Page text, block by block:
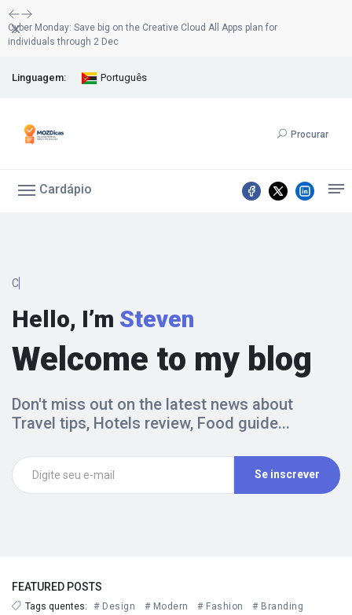
Cyber Monday: Save big on the Creative Cloud All Apps plan for
individuals through 2 Dec
Liberar
Linguagem: Português
Procurar
Cardápio
Conten
Hello, I’m Steven
Welcome to my blog
Don't miss out on the latest news about
Travel tips, Hotels review, Food guide...
Se inscrever
FEATURED POSTS
Tags quentes: # Design # Modern # Fashion # Branding